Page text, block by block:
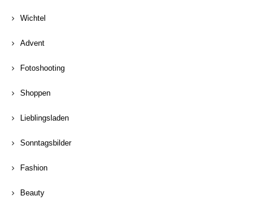
Wichtel
Advent
Fotoshooting
Shoppen
Lieblingsladen
Sonntagsbilder
Fashion
Beauty